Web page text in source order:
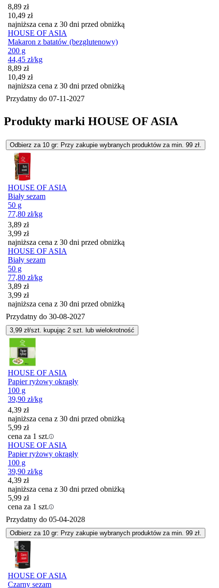
Cena promocyjna
8,89 zł
10,49 zł
najniższa cena z 30 dni przed obniżką
HOUSE OF ASIA
Makaron z batatów (bezglutenowy)
200 g
44,45 zł/kg
Cena promocyjna
8,89 zł
10,49 zł
najniższa cena z 30 dni przed obniżką
Przydatny do 07-11-2027
Produkty marki HOUSE OF ASIA
Odbierz za 10 gr: Przy zakupie wybranych produktów za min. 99 zł.
HOUSE OF ASIA
Biały sezam
50 g
77,80 zł/kg
Cena promocyjna
3,89 zł
3,99 zł
najniższa cena z 30 dni przed obniżką
HOUSE OF ASIA
Biały sezam
50 g
77,80 zł/kg
Cena promocyjna
3,89 zł
3,99 zł
najniższa cena z 30 dni przed obniżką
Przydatny do 30-08-2027
3,99 zł/szt. kupując 2 szt. lub wielokrotność
HOUSE OF ASIA
Papier ryżowy okrągły
100 g
39,90 zł/kg
4,39 zł
najniższa cena z 30 dni przed obniżką
5,99 zł
cena za 1 szt.
HOUSE OF ASIA
Papier ryżowy okrągły
100 g
39,90 zł/kg
4,39 zł
najniższa cena z 30 dni przed obniżką
5,99 zł
cena za 1 szt.
Przydatny do 05-04-2028
Odbierz za 10 gr: Przy zakupie wybranych produktów za min. 99 zł.
HOUSE OF ASIA
Czarny sezam